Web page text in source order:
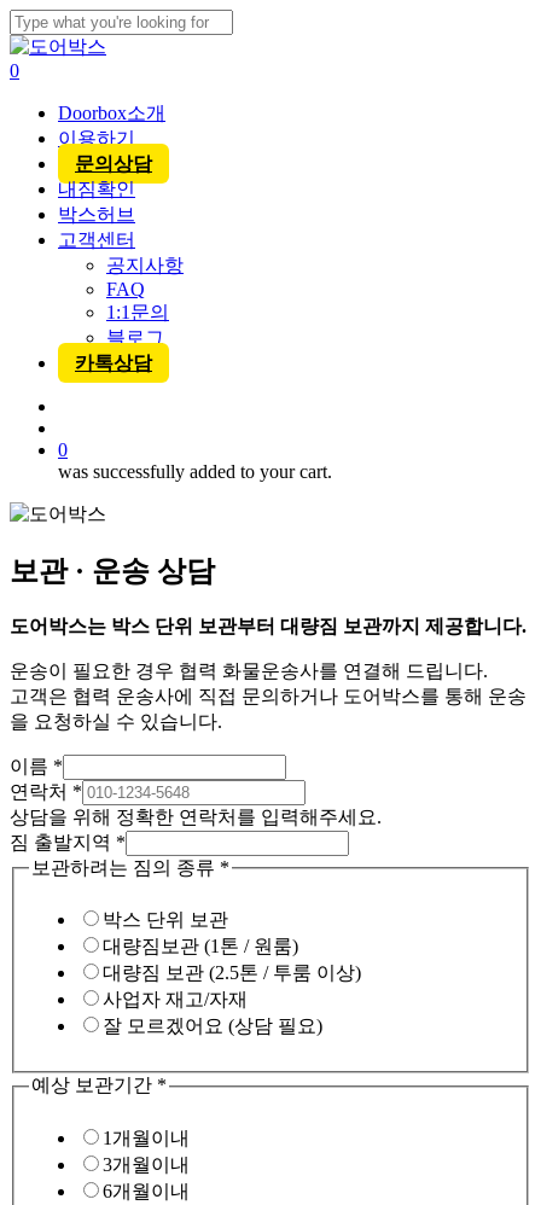
Skip
to
main
content
Close
Search
account
0
Doorbox소개
이용하기
문의상담
내짐확인
박스허브
고객센터
공지사항
FAQ
1:1문의
블로그
카톡상담
0
was successfully added to your cart.
보관 · 운송 상담
도어박스는 박스 단위 보관부터 대량짐 보관까지 제공합니다.
운송이 필요한 경우 협력 화물운송사를 연결해 드립니다.
고객은 협력 운송사에 직접 문의하거나 도어박스를 통해 운송
을 요청하실 수 있습니다.
이름 *
연락처 *
상담을 위해 정확한 연락처를 입력해주세요.
짐 출발지역 *
보관하려는 짐의 종류 *
박스 단위 보관
대량짐보관 (1톤 / 원룸)
대량짐 보관 (2.5톤 / 투룸 이상)
사업자 재고/자재
잘 모르겠어요 (상담 필요)
예상 보관기간 *
1개월이내
3개월이내
6개월이내